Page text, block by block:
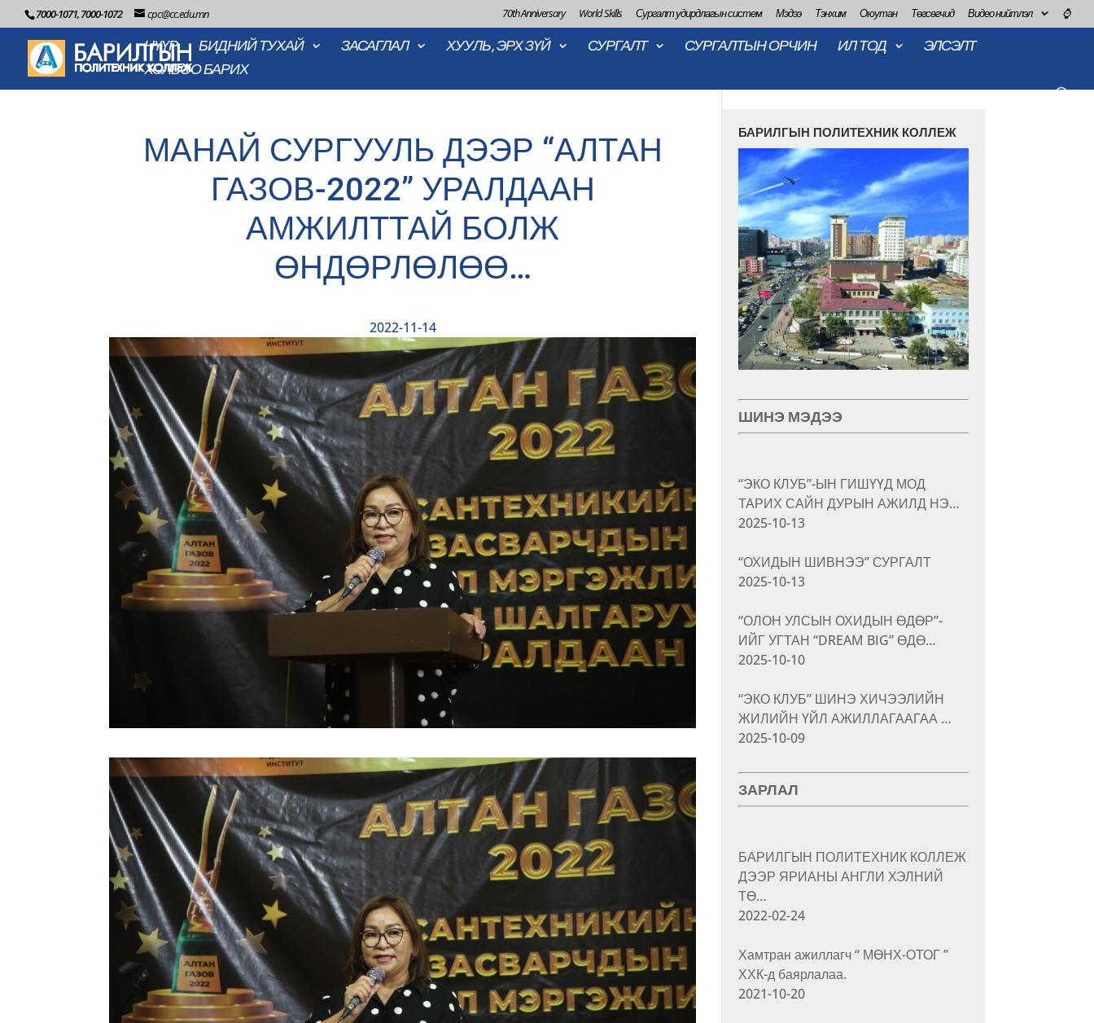
7000-1071, 7000-1072 cpc@cc.edu.mn 70th Anniversary World Skills Сургалт удирдлагын систем Мэдээ Тэнхим Оюутан Төгсөгчид Видео нийтлэл ⌚
НҮҮР БИДНИЙ ТУХАЙ ЗАСАГЛАЛ ХУУЛЬ, ЭРХ ЗҮЙ СУРГАЛТ СУРГАЛТЫН ОРЧИН ИЛ ТОД
ЭЛСЭЛТ
ХОЛБОО БАРИХ
МАНАЙ СУРГУУЛЬ ДЭЭР “АЛТАН
ГАЗОВ-2022” УРАЛДААН
АМЖИЛТТАЙ БОЛЖ
ӨНДӨРЛӨЛӨӨ…
2022-11-14
БАРИЛГЫН ПОЛИТЕХНИК КОЛЛЕЖ
ШИНЭ МЭДЭЭ
“ЭКО КЛУБ”-ЫН ГИШҮҮД МОД
ТАРИХ САЙН ДУРЫН АЖИЛД НЭ…
2025-10-13
“ОХИДЫН ШИВНЭЭ” СУРГАЛТ
2025-10-13
“ОЛОН УЛСЫН ОХИДЫН ӨДӨР”-
ИЙГ УГТАН “DREAM BIG” ӨДӨ…
2025-10-10
“ЭКО КЛУБ” ШИНЭ ХИЧЭЭЛИЙН
ЖИЛИЙН ҮЙЛ АЖИЛЛАГААГАА …
2025-10-09
ЗАРЛАЛ
БАРИЛГЫН ПОЛИТЕХНИК КОЛЛЕЖ
ДЭЭР ЯРИАНЫ АНГЛИ ХЭЛНИЙ
ТӨ…
2022-02-24
Хамтран ажиллагч “ МӨНХ-ОТОГ ”
ХХК-д баярлалаа.
2021-10-20